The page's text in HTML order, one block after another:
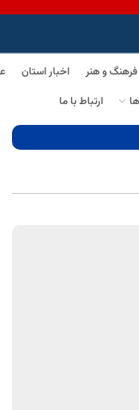
فرهنگ و هنر اخبار استان
ارتباط با ما